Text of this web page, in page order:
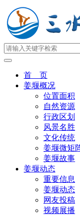
首 页
姜堰概况
位置面积
自然资源
行政区划
风景名胜
文化传统
姜堰微矩
姜堰故事
姜堰动态
重要信息
姜堰动态
网友投稿
视频展播